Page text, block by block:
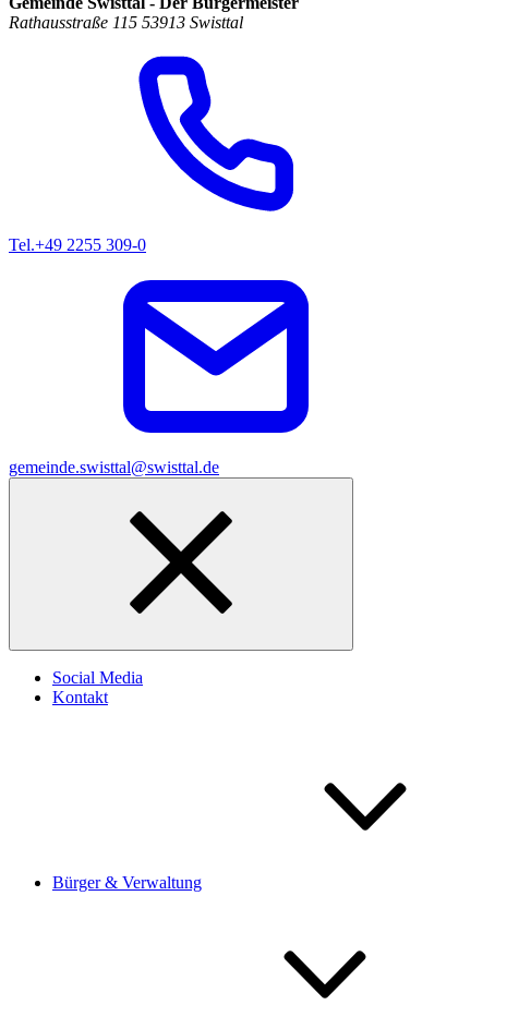
Rathausstraße 115 53913 Swisttal
Tel.+49 2255 309-0
gemeinde.swisttal@swisttal.de
Social Media
Kontakt
Bürger & Verwaltung